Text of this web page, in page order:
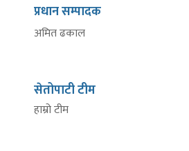
प्रधान सम्पादक
अमित ढकाल
सेतोपाटी टीम
हाम्रो टीम